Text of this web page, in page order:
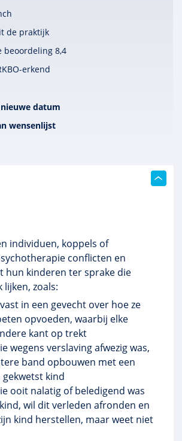
de praktijk
beoordeling 8,4
erkend
datum
wensenlijst
individuen, koppels of
conflicten en
hun kinderen ter sprake die
zoals:
in een gevecht over hoe ze
opvoeden, waarbij elke
kant op trekt
wegens verslaving afwezig was,
band opbouwen met een
kind
ooit nalatig of beledigend was
wil dit verleden afronden en
kind herstellen, maar weet niet